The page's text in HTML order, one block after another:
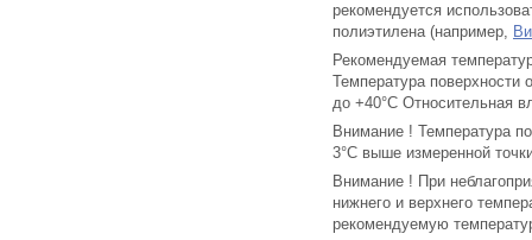
рекомендуется
полиэтилена (например,
Рекомендуемая
Температура поверхности
до +40°С Относительная
Внимание ! Температура
3°С выше измеренной
Внимание ! При
нижнего и верхнего
рекомендуемую